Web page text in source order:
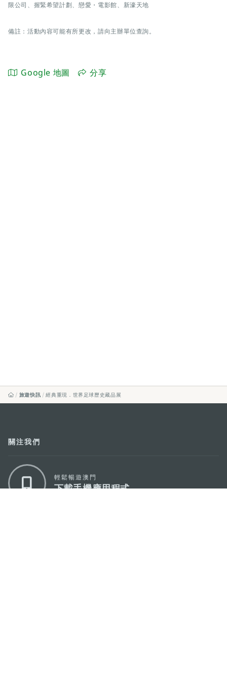
限公司、握緊希望計劃、戀愛・電影館、新濠天地
備註：活動內容可能有所更改，請向主辦單位查詢。
Google 地圖 分享
旅遊快訊 經典重現．世界足球歷史藏品展
關注我們
輕鬆暢遊澳門
下載手機應用程式